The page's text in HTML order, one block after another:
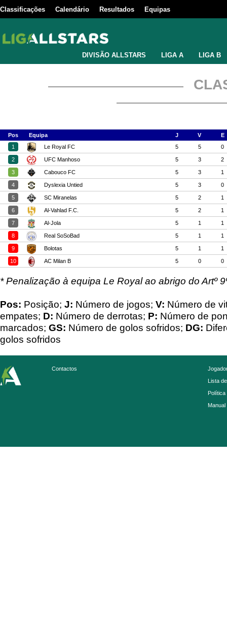
Classificações Calendário Resultados Equipas
DIVISÃO ALLSTARS LIGA A LIGA B
Pos Equipa J V
E
1
Le Royal FC 5 5 0
2 UFC Manhoso 5 3 2
3 Cabouco FC 5 3 1
4 Dyslexia Untied 5 3 0
5 SC Miranelas 5 2 1
6 Al-Vahlad F.C. 5 2 1
7 Al-Jola 5 1 1
8 Real SoSoBad 5 1 1
9 Bolotas 5 1 1
10 AC Milan B 5 0 0
* Penalização à equipa Le Royal ao abrigo do Artº
Pos: Posição; J: Número de jogos; V: Número de
empates; D: Número de derrotas; P: Número de
marcados; GS: Número de golos sofridos; DG:
golos sofridos
Contactos
Lista
Política